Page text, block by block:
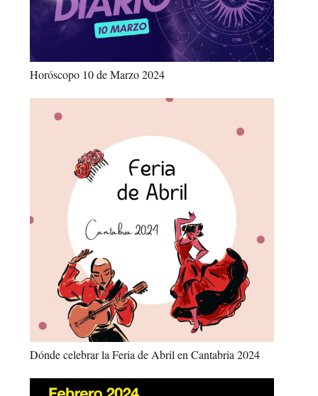
Horóscopo 10 de Marzo 2024
Dónde celebrar la Feria de Abril en Cantabria 2024